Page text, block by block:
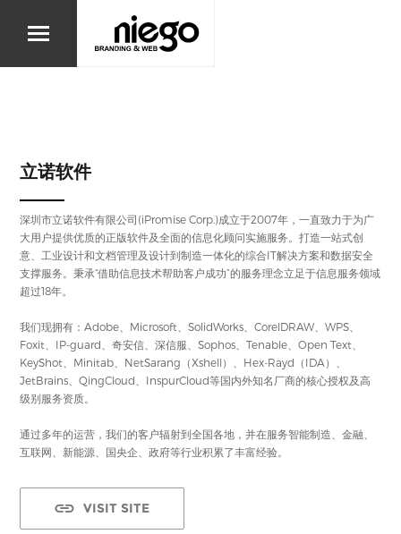
立诺软件
深圳市立诺软件有限公司(iPromise Corp.)成立于2007年，一直致力于为广
大用户提供优质的正版软件及全面的信息化顾问实施服务。打造一站式创
意、工业设计和文档管理及设计到制造一体化的综合IT解决方案和数据安全
支撑服务。秉承“借助信息技术帮助客户成功”的服务理念立足于信息服务领域
超过18年。
我们现拥有：Adobe、Microsoft、SolidWorks、CorelDRAW、WPS、
Foxit、IP-guard、奇安信、深信服、Sophos、Tenable、Open Text、
KeyShot、Minitab、NetSarang（Xshell）、Hex-Rayd（IDA）、
JetBrains、QingCloud、InspurCloud等国内外知名厂商的核心授权及高
级别服务资质。
通过多年的运营，我们的客户辐射到全国各地，并在服务智能制造、金融、
互联网、新能源、国央企、政府等行业积累了丰富经验。
VISIT SITE